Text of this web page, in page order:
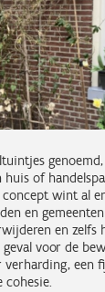
of
wint al
en
en zelfs
voor de
verharding, een
cohesie.